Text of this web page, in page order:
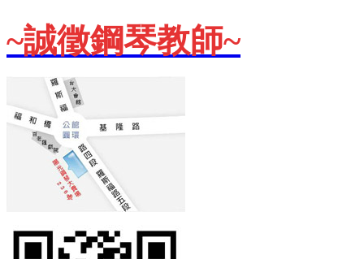
~誠徵鋼琴教師~